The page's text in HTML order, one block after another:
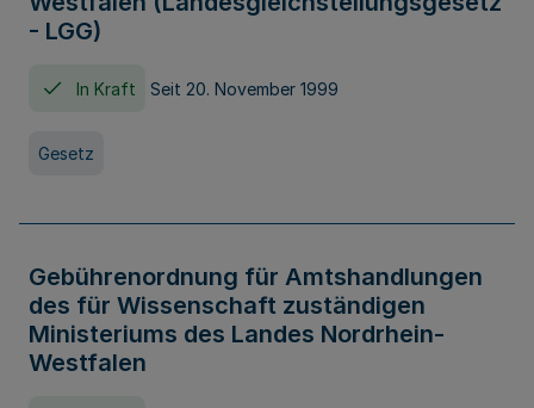
- LGG)
In Kraft Seit 20. November 1999
Gesetz
Gebührenordnung für Amtshandlungen
des für Wissenschaft zuständigen
Ministeriums des Landes Nordrhein-
Westfalen